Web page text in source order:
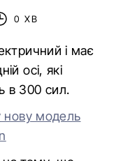
0 ХВ
і має
осі, які
в 300 сил.
нову модель